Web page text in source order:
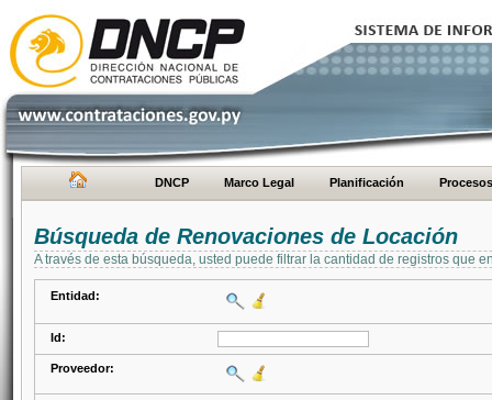
DNCP Marco Legal Planificación Procesos
Búsqueda de Renovaciones de Locación
A través de esta búsqueda, usted puede filtrar la cantidad de registros que
Entidad:
Id:
Proveedor: